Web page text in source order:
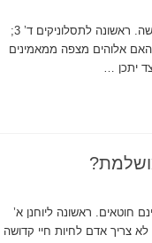
האם אלוהים מצפה ממאמינים שיחיו חיי קדושה? הוא בהחלט רוצה שנחיה חיי קדושה. ראשונה לתסלוניקים ד’ 3;
האם אלוהים מצפה ממאמינים
יתכן …
חוטאים. ראשונה ליוחנן א’
צריך אדם לחיות חיי קדושה